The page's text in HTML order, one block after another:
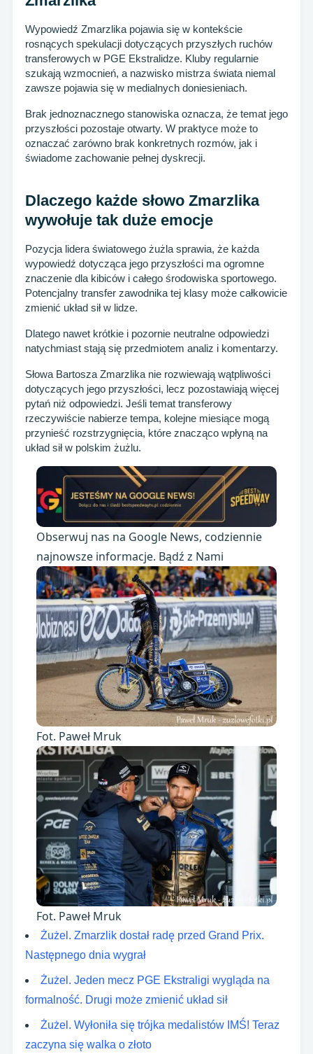
Wypowiedź Zmarzlika pojawia się w kontekście
rosnących spekulacji dotyczących przyszłych ruchów
transferowych w PGE Ekstralidze. Kluby regularnie
szukają wzmocnień, a nazwisko mistrza świata niemal
zawsze pojawia się w medialnych doniesieniach.
Brak jednoznacznego stanowiska oznacza, że temat jego
przyszłości pozostaje otwarty. W praktyce może to
oznaczać zarówno brak konkretnych rozmów, jak i
świadome zachowanie pełnej dyskrecji.
Dlaczego każde słowo Zmarzlika
wywołuje tak duże emocje
Pozycja lidera światowego żużla sprawia, że każda
wypowiedź dotycząca jego przyszłości ma ogromne
znaczenie dla kibiców i całego środowiska sportowego.
Potencjalny transfer zawodnika tej klasy może całkowicie
zmienić układ sił w lidze.
Dlatego nawet krótkie i pozornie neutralne odpowiedzi
natychmiast stają się przedmiotem analiz i komentarzy.
Słowa Bartosza Zmarzlika nie rozwiewają wątpliwości
dotyczących jego przyszłości, lecz pozostawiają więcej
pytań niż odpowiedzi. Jeśli temat transferowy
rzeczywiście nabierze tempa, kolejne miesiące mogą
przynieść rozstrzygnięcia, które znacząco wpłyną na
układ sił w polskim żużlu.
Obserwuj nas na Google News, codziennie
najnowsze informacje. Bądź z Nami
Fot. Paweł Mruk
Fot. Paweł Mruk
Żużel. Zmarzlik dostał radę przed Grand Prix.
Następnego dnia wygrał
Żużel. Jeden mecz PGE Ekstraligi wygląda na
formalność. Drugi może zmienić układ sił
Żużel. Wyłoniła się trójka medalistów IMŚ! Teraz
zaczyna się walka o złoto